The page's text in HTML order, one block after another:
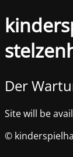
Der
Site will be
©